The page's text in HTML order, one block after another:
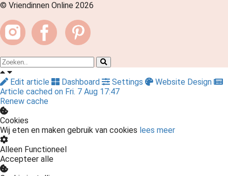
© Vriendinnen Online 2026
Edit article Dashboard Settings
Website Design
Article cached on Fri. 7 Aug 17:47
Renew cache
Cookies
Wij eten en maken gebruik van cookies lees meer
Alleen Functioneel
Accepteer alle